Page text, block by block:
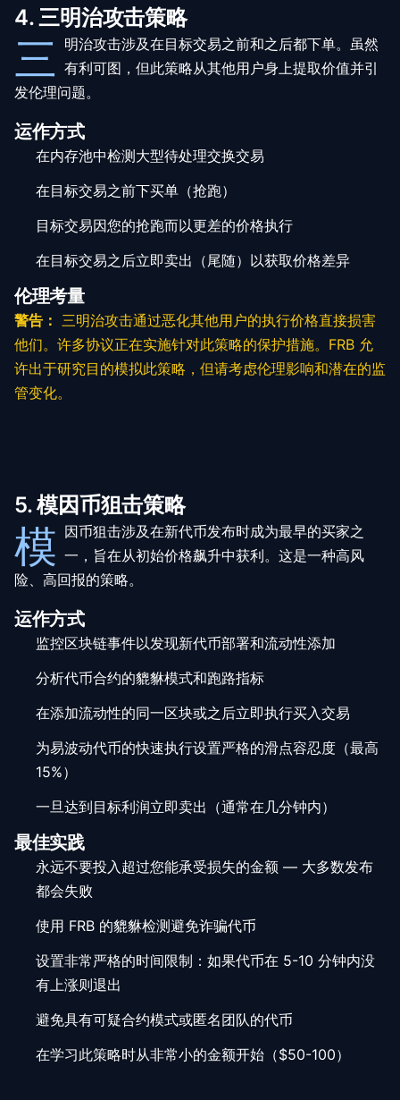
4. 三明治攻击策略
三 明治攻击涉及在目标交易之前和之后都下单。虽然
有利可图，但此策略从其他用户身上提取价值并引
发伦理问题。
运作方式
在内存池中检测大型待处理交换交易
在目标交易之前下买单（抢跑）
目标交易因您的抢跑而以更差的价格执行
在目标交易之后立即卖出（尾随）以获取价格差异
伦理考量
警告： 三明治攻击通过恶化其他用户的执行价格直接损害
他们。许多协议正在实施针对此策略的保护措施。FRB 允
许出于研究目的模拟此策略，但请考虑伦理影响和潜在的监
管变化。
5. 模因币狙击策略
模 因币狙击涉及在新代币发布时成为最早的买家之
一，旨在从初始价格飙升中获利。这是一种高风
险、高回报的策略。
运作方式
监控区块链事件以发现新代币部署和流动性添加
分析代币合约的貔貅模式和跑路指标
在添加流动性的同一区块或之后立即执行买入交易
为易波动代币的快速执行设置严格的滑点容忍度（最高
15%）
一旦达到目标利润立即卖出（通常在几分钟内）
最佳实践
永远不要投入超过您能承受损失的金额 — 大多数发布
都会失败
使用 FRB 的貔貅检测避免诈骗代币
设置非常严格的时间限制：如果代币在 5-10 分钟内没
有上涨则退出
避免具有可疑合约模式或匿名团队的代币
在学习此策略时从非常小的金额开始（$50-100）